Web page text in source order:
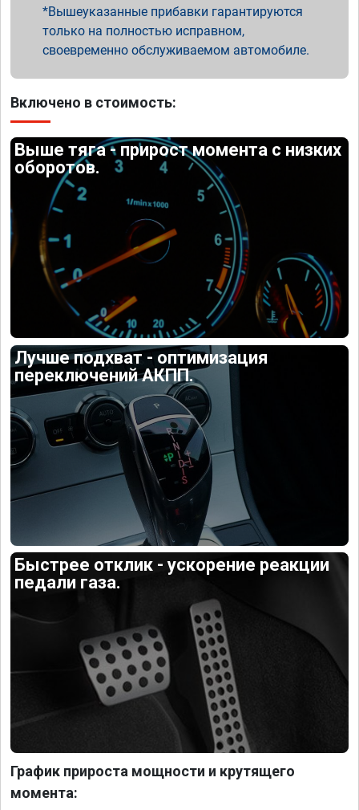
Вышеуказанные прибавки гарантируются
только на полностью исправном,
своевременно обслуживаемом автомобиле.
Включено в стоимость:
Выше тяга - прирост момента с низких
оборотов.
Лучше подхват - оптимизация
переключений АКПП.
Быстрее отклик - ускорение реакции
педали газа.
График прироста мощности и крутящего
момента: